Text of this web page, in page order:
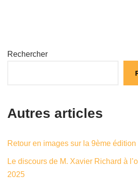
Rechercher
Autres articles
Retour en images sur la 9ème édition
Le discours de M. Xavier Richard à
2025